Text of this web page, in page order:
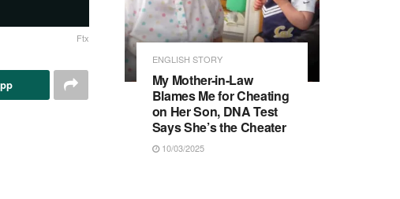
Ftx
ENGLISH STORY
My Mother-in-Law
Blames Me for Cheating
on Her Son, DNA Test
Says She’s the Cheater
10/03/2025